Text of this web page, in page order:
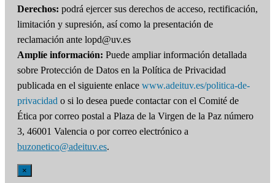
Derechos: podrá ejercer sus derechos de acceso, rectificación,
limitación y supresión, así como la presentación de
reclamación ante lopd@uv.es
Amplíe información: Puede ampliar información detallada
sobre Protección de Datos en la Política de Privacidad
publicada en el siguiente enlace www.adeituv.es/politica-de-
privacidad o si lo desea puede contactar con el Comité de
Ética por correo postal a Plaza de la Virgen de la Paz número
3, 46001 Valencia o por correo electrónico a
buzonetico@adeituv.es.
×